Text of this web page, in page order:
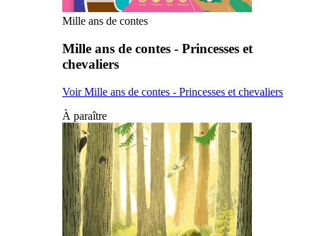
Mille ans de contes
Mille ans de contes - Princesses et
chevaliers
Voir Mille ans de contes - Princesses et chevaliers
À paraître